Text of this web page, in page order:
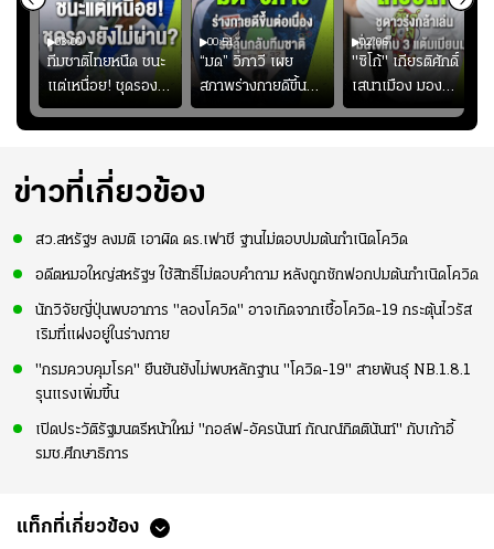
03:00
ทีมชาติไทยหนืด ชนะ
แต่เหนื่อย! ชุดรอง
ยังไม่ผ่าน?
00:51
“มด” วิภาวี เผย
สภาพร่างกายดีขึ้น
อย่างต่อเนื่อง พร้อม
พยายามลงสนามให้
ความมั่นใจ
02:06
"ซิโก้" เกียรติศักดิ์
เสนาเมือง มอง
ว่าการเปิดโอกาสให้
แข้งดาวรุ่งลงสนาม
ข่าวที่เกี่ยวข้อง
สว.สหรัฐฯ ลงมติ เอาผิด ดร.เฟาชี ฐานไม่ตอบปมต้นกำเนิดโควิด
อดีตหมอใหญ่สหรัฐฯ ใช้สิทธิ์ไม่ตอบคำถาม หลังถูกซักฟอกปมต้นกำเนิดโควิด
นักวิจัยญี่ปุ่นพบอาการ "ลองโควิด" อาจเกิดจากเชื้อโควิด-19 กระตุ้นไวรัส
เริมที่แฝงอยู่ในร่างกาย
"กรมควบคุมโรค" ยืนยันยังไม่พบหลักฐาน "โควิด-19" สายพันธุ์ NB.1.8.1
รุนแรงเพิ่มขึ้น
เปิดประวัติรัฐมนตรีหน้าใหม่ "กอล์ฟ-อัครนันท์ กัณณ์กิตตินันท์" กับเก้าอี้
รมช.ศึกษาธิการ
แท็กที่เกี่ยวข้อง